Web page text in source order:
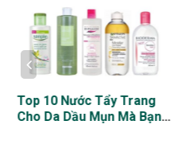
Top 10 Nước Tẩy Trang
Cho Da Dầu Mụn Mà Bạn